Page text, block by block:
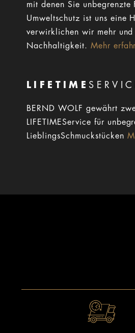
mit denen Sie unbegrenzte
Umweltschutz ist uns eine
verwirklichen wir mehr
Nachhaltigkeit. Mehr
LIFETIME
BERND WOLF gewährt
LIFETIMEService für
LieblingsSchmuckstücken